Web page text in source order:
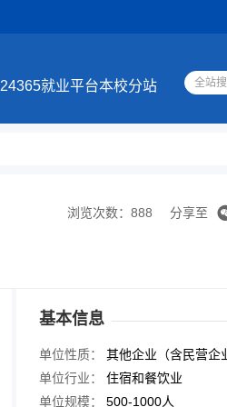
24365就业平台本校分站
浏览次数：888 分享至
基本信息
单位性质：
其他企业（含民营企
单位行业：
住宿和餐饮业
单位规模：
500-1000人